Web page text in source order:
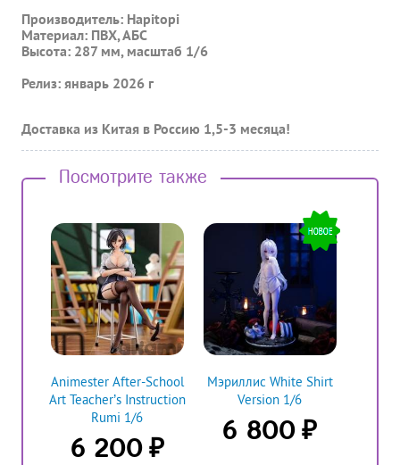
Производитель: Hapitopi
Материал: ПВХ, АБС
Высота: 287 мм, масштаб 1/6
Релиз: январь 2026 г
Доставка из Китая в Россию 1,5-3 месяца!
Посмотрите также
Animester After-School
Art Teacher’s Instruction
Rumi 1/6
6 200 ₽
Мэриллис White Shirt
Version 1/6
6 800 ₽